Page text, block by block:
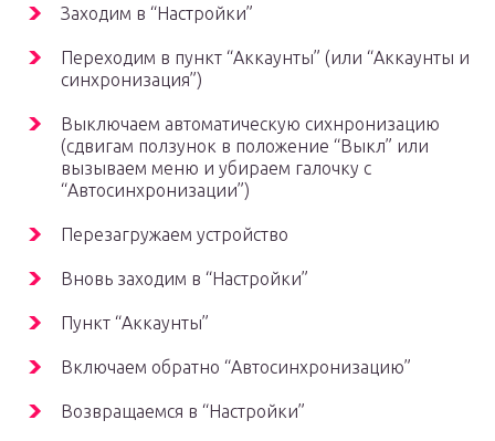
Заходим в “Настройки”
Переходим в пункт “Аккаунты” (или “Аккаунты и
синхронизация”)
Выключаем автоматическую сихнронизацию
(сдвигам ползунок в положение “Выкл” или
вызываем меню и убираем галочку с
“Автосинхронизации”)
Перезагружаем устройство
Вновь заходим в “Настройки”
Пункт “Аккаунты”
Включаем обратно “Автосинхронизацию”
Возвращаемся в “Настройки”